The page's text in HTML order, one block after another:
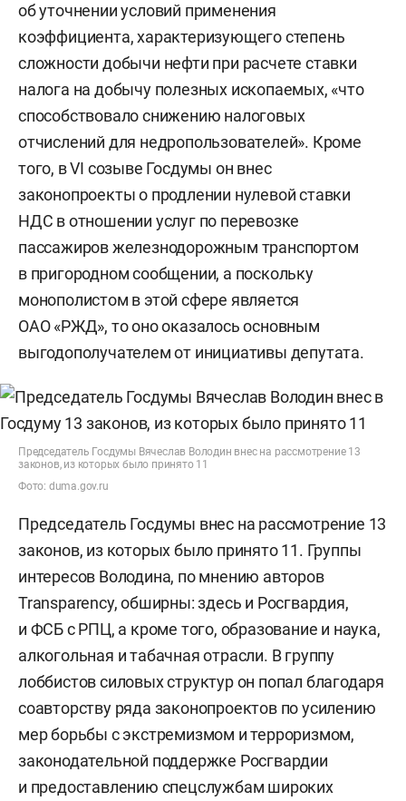
об уточнении условий применения
коэффициента, характеризующего степень
сложности добычи нефти при расчете ставки
налога на добычу полезных ископаемых, «что
способствовало снижению налоговых
отчислений для недропользователей». Кроме
того, в VI созыве Госдумы он внес
законопроекты о продлении нулевой ставки
НДС в отношении услуг по перевозке
пассажиров железнодорожным транспортом
в пригородном сообщении, а поскольку
монополистом в этой сфере является
ОАО «РЖД», то оно оказалось основным
выгодополучателем от инициативы депутата.
Председатель Госдумы Вячеслав Володин внес на рассмотрение 13
законов, из которых было принято 11
Фото: duma.gov.ru
Председатель Госдумы внес на рассмотрение 13
законов, из которых было принято 11. Группы
интересов Володина, по мнению авторов
Transparency, обширны: здесь и Росгвардия,
и ФСБ с РПЦ, а кроме того, образование и наука,
алкогольная и табачная отрасли. В группу
лоббистов силовых структур он попал благодаря
соавторству ряда законопроектов по усилению
мер борьбы с экстремизмом и терроризмом,
законодательной поддержке Росгвардии
и предоставлению спецслужбам широких